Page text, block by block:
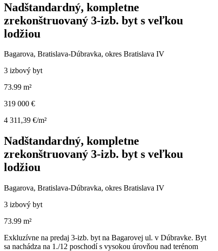
Nadštandardný, kompletne
zrekonštruovaný 3-izb. byt s veľkou
lodžiou
Bagarova, Bratislava-Dúbravka, okres Bratislava IV
3 izbový byt
73.99 m²
319 000 €
4 311,39 €/m²
Nadštandardný, kompletne
zrekonštruovaný 3-izb. byt s veľkou
lodžiou
Bagarova, Bratislava-Dúbravka, okres Bratislava IV
3 izbový byt
73.99 m²
Exkluzívne na predaj 3-izb. byt na Bagarovej ul. v Dúbravke. Byt
sa nachádza na 1./12 poschodí s vysokou úrovňou nad terénom